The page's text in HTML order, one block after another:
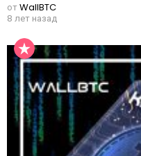
отWallBTC
8 лет назад